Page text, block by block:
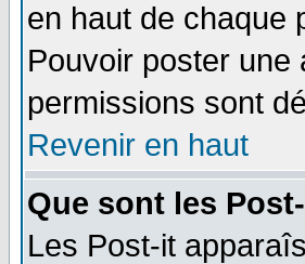
en haut de chaque
Pouvoir poster
permissions sont
Revenir en haut
Que sont les
Les Post-it